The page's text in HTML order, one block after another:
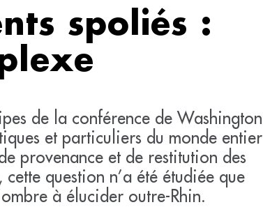
spoliés :
de la conférence de Washington
et particuliers du monde entier
provenance et de restitution des
question n’a été étudiée que
à élucider outre-Rhin.